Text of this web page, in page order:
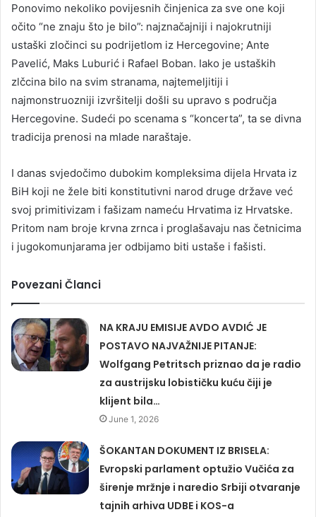
Ponovimo nekoliko povijesnih činjenica za sve one koji
očito “ne znaju što je bilo”: najznačajniji i najokrutniji
ustaški zločinci su podrijetlom iz Hercegovine; Ante
Pavelić, Maks Luburić i Rafael Boban. Iako je ustaških
zlčcina bilo na svim stranama, najtemeljitiji i
najmonstruozniji izvršitelji došli su upravo s područja
Hercegovine. Sudeći po scenama s “koncerta”, ta se divna
tradicija prenosi na mlade naraštaje.
I danas svjedočimo dubokim kompleksima dijela Hrvata iz
BiH koji ne žele biti konstitutivni narod druge države već
svoj primitivizam i fašizam nameću Hrvatima iz Hrvatske.
Pritom nam broje krvna zrnca i proglašavaju nas četnicima
i jugokomunjarama jer odbijamo biti ustaše i fašisti.
Povezani Članci
NA KRAJU EMISIJE AVDO AVDIĆ JE
POSTAVO NAJVAŽNIJE PITANJE:
Wolfgang Petritsch priznao da je radio
za austrijsku lobističku kuću čiji je
klijent bila…
June 1, 2026
ŠOKANTAN DOKUMENT IZ BRISELA:
Evropski parlament optužio Vučića za
širenje mržnje i naredio Srbiji otvaranje
tajnih arhiva UDBE i KOS-a